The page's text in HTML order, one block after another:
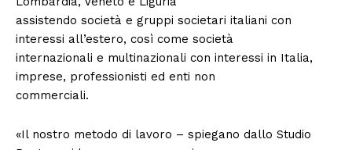
assistendo società e gruppi societari italiani con
interessi all’estero, così come società
internazionali e multinazionali con interessi in Italia,
imprese, professionisti ed enti non
commerciali.
«Il nostro metodo di lavoro – spiegano dallo Studio